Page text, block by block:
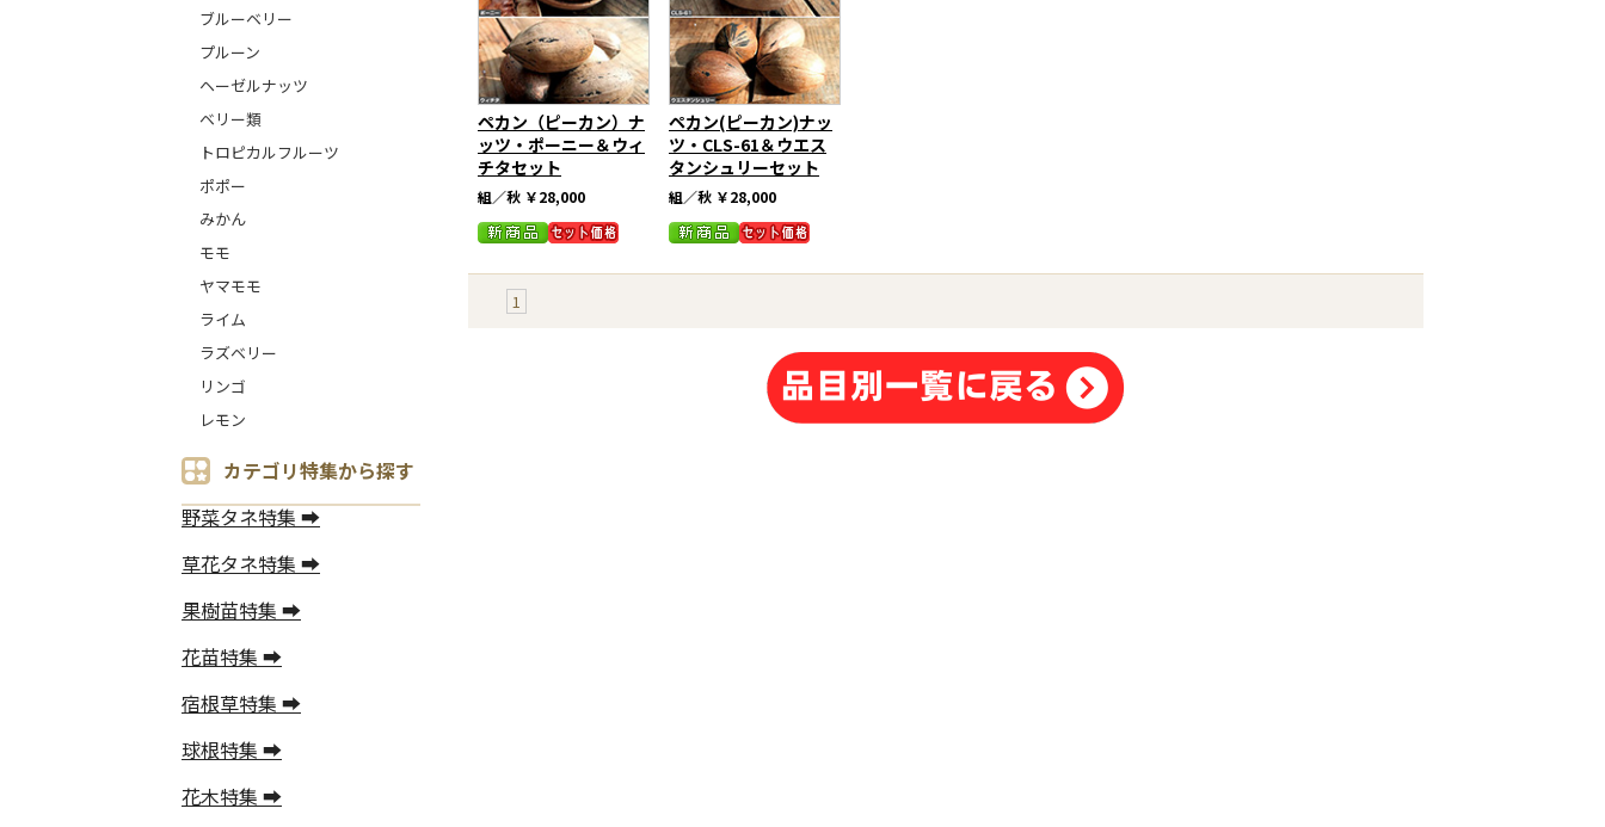
ブルーベリー
プルーン
ヘーゼルナッツ
ベリー類
トロピカルフルーツ
ポポー
みかん
モモ
ヤマモモ
ライム
ラズベリー
リンゴ
レモン
カテゴリ特集から探す
野菜タネ特集 ➡
草花タネ特集 ➡
果樹苗特集 ➡
花苗特集 ➡
宿根草特集 ➡
球根特集 ➡
花木特集 ➡
ペカン（ピーカン）ナ
ッツ・ポーニー＆ウィ
チタセット
組／秋 ￥28,000
ペカン(ピーカン)ナッ
ツ・CLS-61＆ウエス
タンシュリーセット
組／秋 ￥28,000
1